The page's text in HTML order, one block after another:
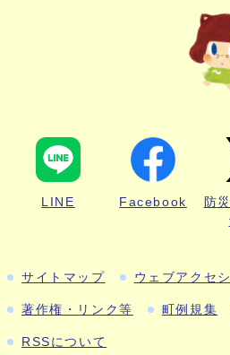
LINE Facebook
防
サイトマップ ウェブアクセ
著作権・リンク等 町例規集
RSSについて